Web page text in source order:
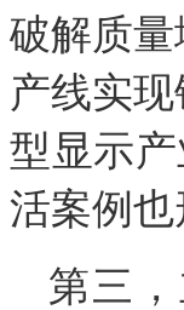
破解质
产线实
型显示
活案例
第三